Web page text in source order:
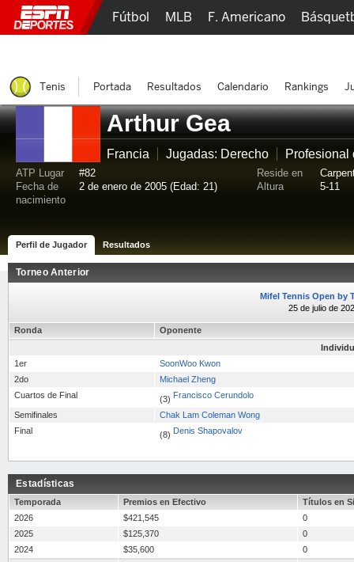
Arthur Gea
Francia Jugadas: Derecho Profesional
ATP Lugar
#82
Fecha de
nacimiento
2 de enero de 2005 (Edad: 21)
Reside en
Altura
5-11
Perfil de Jugador Resultados
Torneo Anterior
Mifel Tennis Open by
25 de julio de
Ronda
Oponente
1er
SoonWoo Kwon
2do
Michael Zheng
Cuartos de Final
(3) Francisco Cerundolo
Semifinales
Chak Lam Coleman Wong
Final
(8) Denis Shapovalov
Estadísticas
Temporada Premios en Efectivo
Títulos en
2026
$421,545
0
2025
$125,370
0
2024
$35,600
0
Fútbol MLB F. Americano
Tenis Portada Resultados Calendario Rankings